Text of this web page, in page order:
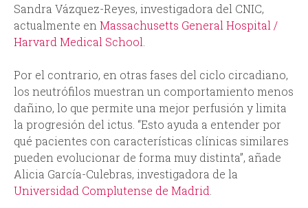
Sandra Vázquez-Reyes, investigadora del CNIC,
actualmente en Massachusetts General Hospital /
Harvard Medical School
Por el contrario, en otras fases del ciclo circadiano,
los neutrófilos muestran un comportamiento menos
dañino, lo que permite una mejor perfusión y limita
la progresión del ictus. “Esto ayuda a entender por
qué pacientes con características clínicas similares
pueden evolucionar de forma muy distinta”, añade
Alicia García-Culebras, investigadora de la
Universidad Complutense de Madrid